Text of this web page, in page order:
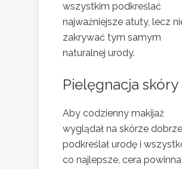
wszystkim podkreślać
najważniejsze atuty, lecz
zakrywać tym samym
naturalnej urody.
Pielęgnacja skóry
Aby codzienny makijaż
wyglądał na skórze
podkreślał urodę i
co najlepsze, cera